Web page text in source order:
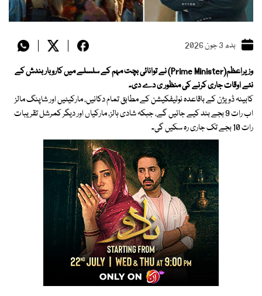
بدھ 3 جون 2026
وزیراعظم(Prime Minister) نے توانائی بچت مہم کے سلسلے میں کاروبار بندش کے
نئے اوقات جاری کرنے کی منظور ی دے دی۔
کابینہ ڈویژن کے باقاعدہ نوٹیفکیشن کے مطابق تمام دکانیں، مارکیٹیں اور شاپنگ مالز
اب رات 9 بجے بند کیے جائیں گے، جبکہ شادی ہالز، مارکیاں اور دیگر کمرشل تقریبات
رات 10 بجے تک جاری رہ سکیں گی۔